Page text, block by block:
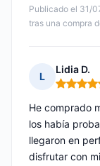
Publicado el 31/
tras una compra
L
Lidia D.
Nota: 5
He comprado
los había
llegaron en
disfrutar con